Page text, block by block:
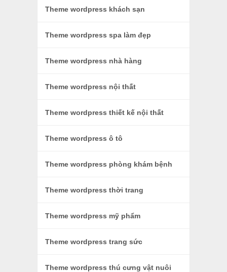
Theme wordpress khách sạn
Theme wordpress spa làm đẹp
Theme wordpress nhà hàng
Theme wordpress nội thất
Theme wordpress thiết kế nội thất
Theme wordpress ô tô
Theme wordpress phòng khám bệnh
Theme wordpress thời trang
Theme wordpress mỹ phẩm
Theme wordpress trang sức
Theme wordpress thú cưng vật nuôi